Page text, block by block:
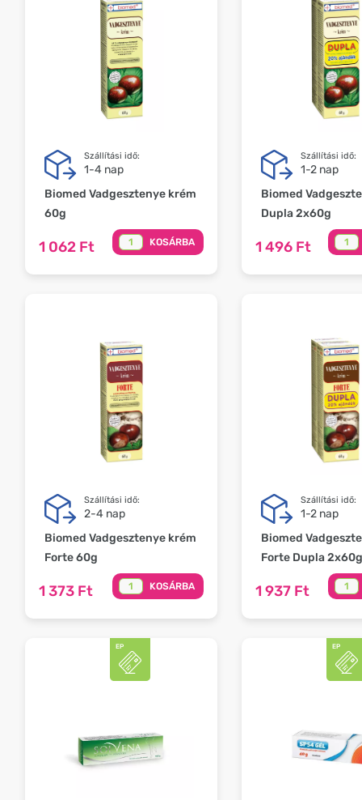
Szállítási idő:
1-4 nap
Biomed Vadgesztenye krém
60g
1 062 Ft KOSÁRBA
Szállítási idő:
1-2 nap
Biomed
Dupla 2x60g
1 496 Ft
Szállítási idő:
2-4 nap
Biomed Vadgesztenye krém
Forte 60g
1 373 Ft KOSÁRBA
Szállítási idő:
1-2 nap
Biomed
Forte Dupla 2x60g
1 937 Ft